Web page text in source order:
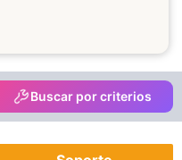
Buscar por criterios